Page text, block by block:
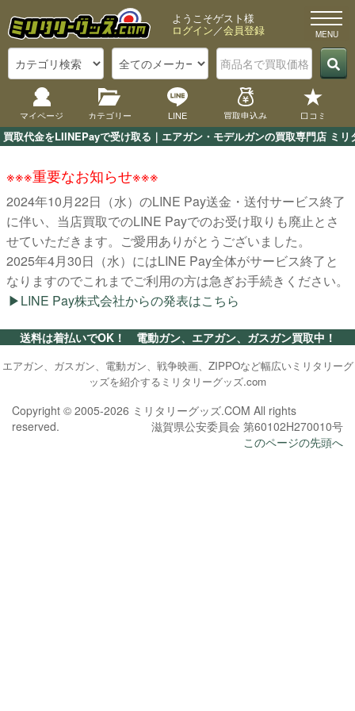
買取代金をLIINEPayで受け取る｜エアガン・モデルガンの買取専門店 ミリ
ようこそゲスト様
ログイン／会員登録
マイページ カテゴリー LINE 買取申込み 口コミ
※※※重要なお知らせ※※※
2024年10月22日（水）のLINE Pay送金・送付サービス終了
に伴い、当店買取でのLINE Payでのお受け取りも廃止とさ
せていただきます。ご愛用ありがとうございました。
2025年4月30日（水）にはLINE Pay全体がサービス終了と
なりますのでこれまでご利用の方は急ぎお手続きください。
LINE Pay株式会社からの発表はこちら
送料は着払いでOK！ 電動ガン、エアガン、ガスガン買取中！
エアガン、ガスガン、電動ガン、戦争映画、ZIPPOなど幅広いミリタリーグ
ッズを紹介するミリタリーグッズ.com
Copyright © 2005-2026 ミリタリーグッズ.COM All rights
reserved.
滋賀県公安委員会 第60102H270010号
このページの先頭へ